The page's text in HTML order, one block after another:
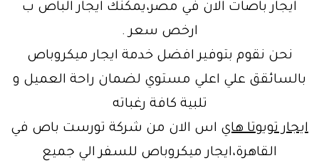
ايجار باصات الان في مصر،يمكنك ايجار الباص ب
ارخص سعر .
نحن نقوم بتوفير افضل خدمة ايجار ميكروباص
بالسائقق علي اعلي مستوي لضمان راحة العميل و
تلبية كافة رغباته
ايجار تويوتا هاي اس الان من شركة تورست باص في
القاهرة،ايجار ميكروباص للسفر الي جميع